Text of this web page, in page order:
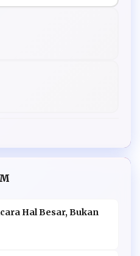
Hal Besar, Bukan